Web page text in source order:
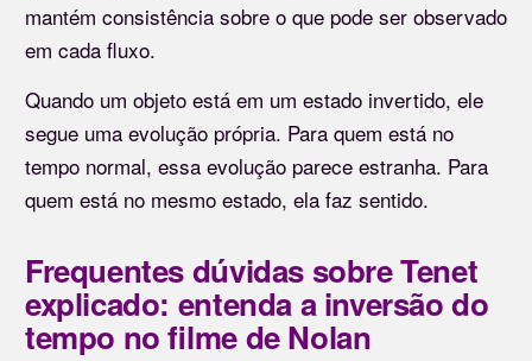
mantém consistência sobre o que pode ser observado
em cada fluxo.
Quando um objeto está em um estado invertido, ele
segue uma evolução própria. Para quem está no
tempo normal, essa evolução parece estranha. Para
quem está no mesmo estado, ela faz sentido.
Frequentes dúvidas sobre Tenet
explicado: entenda a inversão do
tempo no filme de Nolan